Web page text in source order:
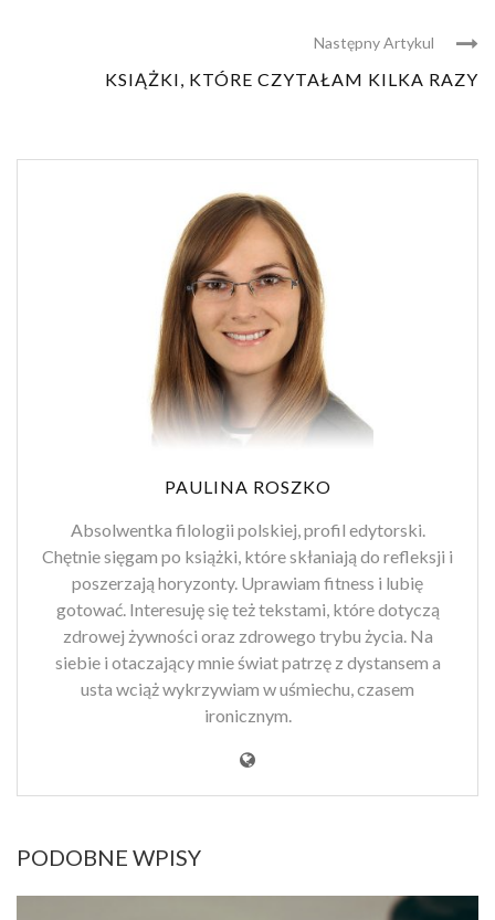
Następny Artykul
KSIĄŻKI, KTÓRE CZYTAŁAM KILKA RAZY
PAULINA ROSZKO
Absolwentka filologii polskiej, profil edytorski.
Chętnie sięgam po książki, które skłaniają do refleksji i
poszerzają horyzonty. Uprawiam fitness i lubię
gotować. Interesuję się też tekstami, które dotyczą
zdrowej żywności oraz zdrowego trybu życia. Na
siebie i otaczający mnie świat patrzę z dystansem a
usta wciąż wykrzywiam w uśmiechu, czasem
ironicznym.
PODOBNE WPISY